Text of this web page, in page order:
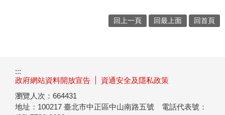
回上一頁 回最上面 回首頁
:::
政府網站資料開放宣告
資通安全及隱私政策
瀏覽人次： 664431
地址：100217 臺北市中正區中山南路五號 電話代表號：